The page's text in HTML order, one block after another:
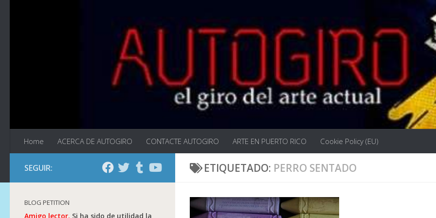
Home ACERCA DE AUTOGIRO CONTACTE AUTOGIRO ARTE EN PUERTO RICO Cookie Policy (EU)
ETIQUETADO: PERRO SENTADO
SEGUIR:
BLOG PETITION
Amigo lector. Si ha sido de utilidad la